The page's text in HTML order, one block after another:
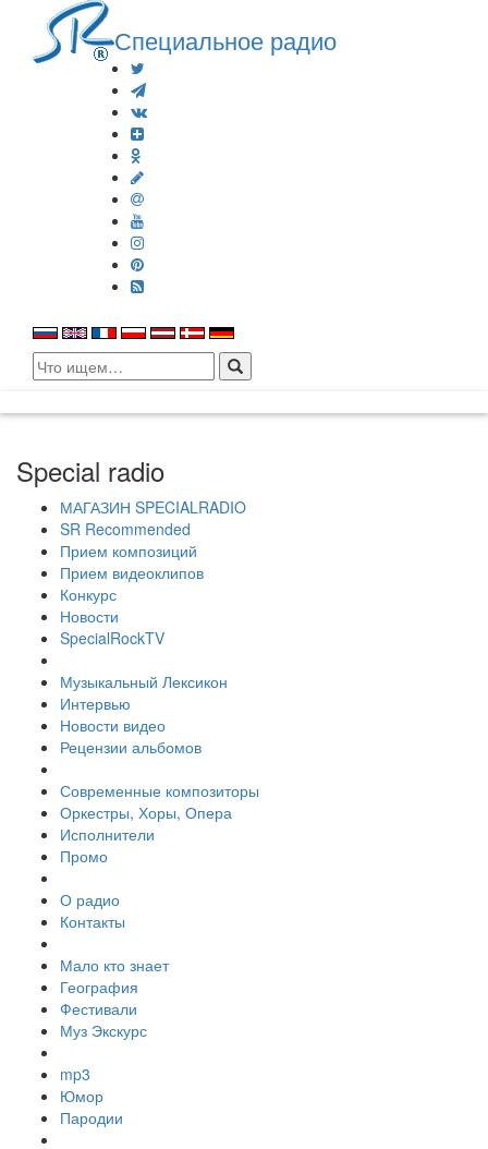
Специальное радио
Search
for:
Special radio
МАГАЗИН SPECIALRADIO
SR Recommended
Прием композиций
Прием видеоклипов
Конкурс
Новости
SpecialRockTV
Музыкальный Лексикон
Интервью
Новости видео
Рецензии альбомов
Современные композиторы
Оркестры, Хоры, Опера
Исполнители
Промо
О радио
Контакты
Мало кто знает
География
Фестивали
Муз Экскурс
mp3
Юмор
Пародии